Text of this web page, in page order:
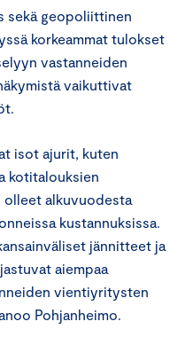
sekä geopoliittinen
korkeammat tulokset
vastanneiden
vaikuttivat
isot ajurit, kuten
kotitalouksien
olleet alkuvuodesta
kustannuksissa.
jännitteet ja
aiempaa
vientiyritysten
Pohjanheimo.